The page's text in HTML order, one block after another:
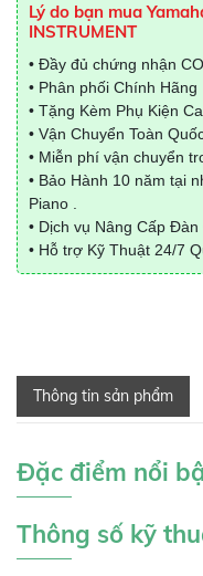
Lý do bạn mua
INSTRUMENT
• Đầy đủ chứng nhận
• Phân phối Chính Hãng
• Tặng Kèm Phụ Kiện
• Vận Chuyển Toàn
• Miễn phí vận chuyển
• Bảo Hành 10 năm tại
Piano .
• Dịch vụ Nâng Cấp
• Hỗ trợ Kỹ Thuật 24/7
Thông tin sản phẩm
Đặc điểm nổi
Thông số kỹ